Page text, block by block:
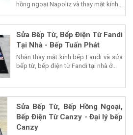
hồng ngoại Napoliz và thay mặt kính...
Sửa Bếp Từ, Bếp Điện Từ Fandi
Tại Nhà - Bếp Tuấn Phát
Nhận thay mặt kính bếp Fandi và sửa
bếp từ, bếp điện từ Fandi tại nhà ở...
Sửa Bếp Từ, Bếp Hồng Ngoại,
Bếp Điện Từ Canzy - Đại lý bếp
Canzy